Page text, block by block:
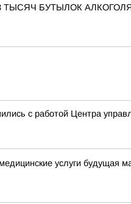
БУТЫЛОК
с работой Центра
услуги